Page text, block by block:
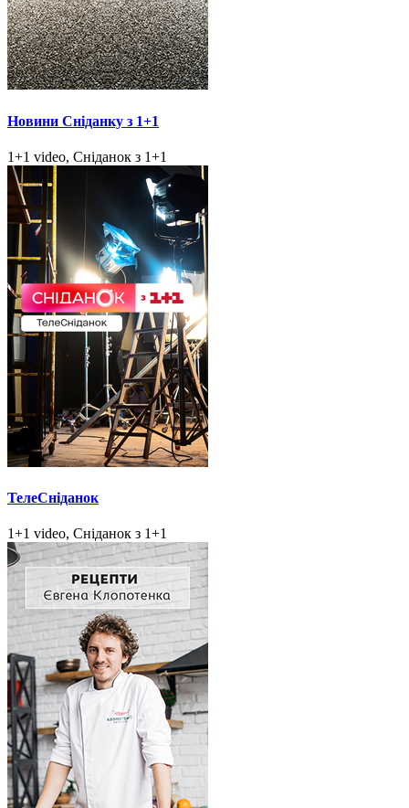
Новини Сніданку з 1+1
1+1 video, Сніданок з 1+1
ТелеСніданок
1+1 video, Сніданок з 1+1